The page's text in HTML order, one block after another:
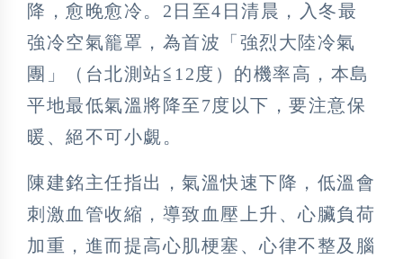
降，愈晚愈冷。2日至4日清晨，入冬最
強冷空氣籠罩，為首波「強烈大陸冷氣
團」（台北測站≦12度）的機率高，本島
平地最低氣溫將降至7度以下，要注意保
暖、絕不可小覷。
陳建銘主任指出，氣溫快速下降，低溫會
刺激血管收縮，導致血壓上升、心臟負荷
加重，進而提高心肌梗塞、心律不整及腦